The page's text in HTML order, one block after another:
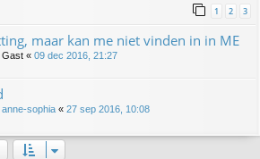
1 2 3
maar kan me niet vinden in in ME
Gast « 09 dec 2016, 21:27
anne-sophia « 27 sep 2016, 10:08